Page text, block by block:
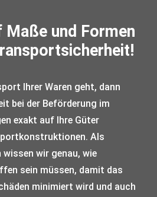
Maße und Formen
Ihrer Waren geht, dann
bei der Beförderung im
exakt auf Ihre Güter
Als
wir genau, wie
sein müssen, damit das
minimiert wird und auch